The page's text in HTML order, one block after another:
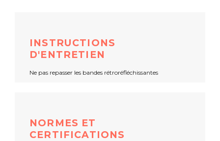
INSTRUCTIONS
D'ENTRETIEN
Ne pas repasser les bandes rétroréfléchissantes
NORMES ET
CERTIFICATIONS